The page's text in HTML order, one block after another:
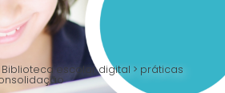
Biblioteca escolar digital > práticas